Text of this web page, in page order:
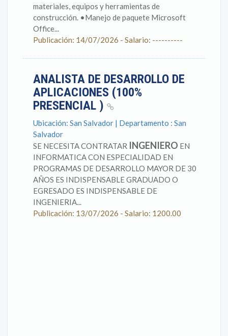
materiales, equipos y herramientas de
construcción. •Manejo de paquete Microsoft
Office...
Publicación: 14/07/2026 - Salario: ----------
ANALISTA DE DESARROLLO DE
APLICACIONES (100%
PRESENCIAL )
Ubicación: San Salvador | Departamento : San
Salvador
SE NECESITA CONTRATAR INGENIERO EN
INFORMATICA CON ESPECIALIDAD EN
PROGRAMAS DE DESARROLLO MAYOR DE 30
AÑOS ES INDISPENSABLE GRADUADO O
EGRESADO ES INDISPENSABLE DE
INGENIERIA...
Publicación: 13/07/2026 - Salario: 1200.00